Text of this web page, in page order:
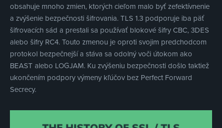
obsahuje mnoho zmien, ktorých cieľom malo byť zefektívnenie
a zvýšenie bezpečnosti šifrovania. TLS 1.3 podporuje iba päť
šifrovacích sád a prestali sa používať blokové šifry CBC, 3DES
alebo šifry RC4. Touto zmenou je oproti svojim predchodcom
protokol bezpečnejší a stáva sa odolný voči útokom ako
BEAST alebo LOGJAM. Ku zvýšeniu bezpečnosti došlo taktiež
ukončením podpory výmeny kľúčov bez Perfect Forward
Secrecy.